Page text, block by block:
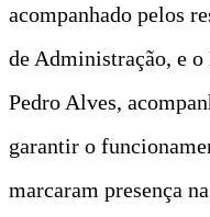
acompanhado pelos
de Administração, e
Pedro Alves,
garantir o
marcaram presença